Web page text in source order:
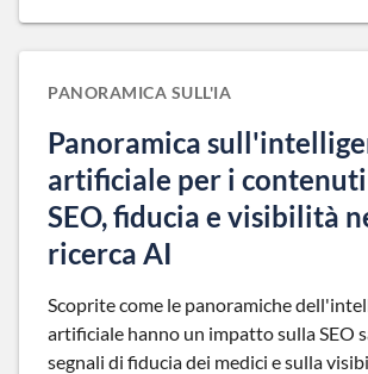
PANORAMICA SULL'IA
Panoramica
artificiale per i
SEO, fiducia e visibilità
ricerca AI
Scoprite come le panoramiche
artificiale hanno un impatto sulla SEO
segnali di fiducia dei medici e sulla